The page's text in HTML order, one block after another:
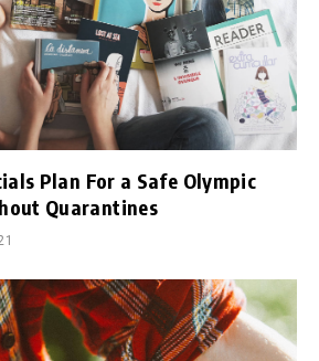
Plan For a Safe Olympic
Quarantines